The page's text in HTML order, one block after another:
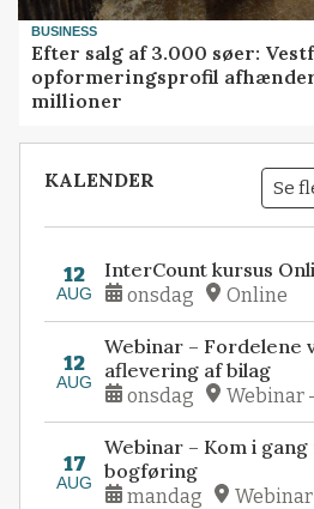
BUSINESS
Efter salg af 3.000 søer:
opformeringsprofil
millioner
KALENDER Se
12
AUG
InterCount kursus
onsdag Online
12
AUG
Webinar – Fordelene
aflevering af bilag
onsdag Webinar
17
AUG
Webinar – Kom i
bogføring
mandag Webinar